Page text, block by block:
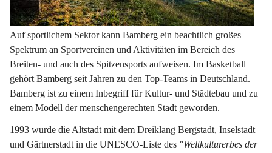
Auf sportlichem Sektor kann Bamberg ein beachtlich großes
Spektrum an Sportvereinen und Aktivitäten im Bereich des
Breiten- und auch des Spitzensports aufweisen. Im Basketball
gehört Bamberg seit Jahren zu den Top-Teams in Deutschland.
Bamberg ist zu einem Inbegriff für Kultur- und Städtebau und zu
einem Modell der menschengerechten Stadt geworden.
1993 wurde die Altstadt mit dem Dreiklang Bergstadt, Inselstadt
und Gärtnerstadt in die UNESCO-Liste des "Weltkulturerbes der